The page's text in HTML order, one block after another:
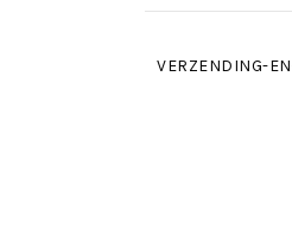
VERZENDING-